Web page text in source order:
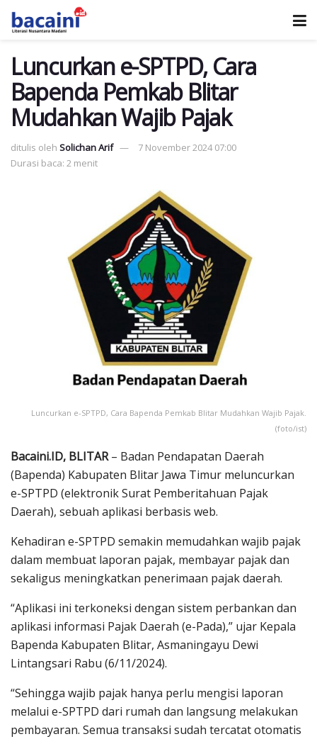
Luncurkan e-SPTPD, Cara
Bapenda Pemkab Blitar
Mudahkan Wajib Pajak
ditulis oleh Solichan Arif
7 November 2024 07:00
Durasi baca: 2 menit
Luncurkan e-SPTPD, Cara Bapenda Pemkab Blitar Mudahkan Wajib Pajak.
(foto/ist)
Bacaini.ID, BLITAR– Badan Pendapatan Daerah
(Bapenda) Kabupaten Blitar Jawa Timur meluncurkan
e-SPTPD (elektronik Surat Pemberitahuan Pajak
Daerah), sebuah aplikasi berbasis web.
Kehadiran e-SPTPD semakin memudahkan wajib pajak
dalam membuat laporan pajak, membayar pajak dan
sekaligus meningkatkan penerimaan pajak daerah.
“Aplikasi ini terkoneksi dengan sistem perbankan dan
aplikasi informasi Pajak Daerah (e-Pada),” ujar Kepala
Bapenda Kabupaten Blitar, Asmaningayu Dewi
Lintangsari Rabu (6/11/2024).
“Sehingga wajib pajak hanya perlu mengisi laporan
melalui e-SPTPD dari rumah dan langsung melakukan
pembayaran. Semua transaksi sudah tercatat otomatis